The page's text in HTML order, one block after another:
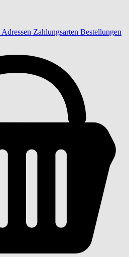
Adressen Zahlungsarten Bestellungen